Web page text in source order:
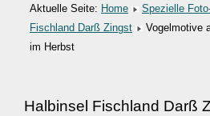
Aktuelle Seite: Home Spezielle
Fischland Darß Zingst
Vogelmotive
im Herbst
Halbinsel Fischland Darß